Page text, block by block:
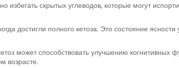
избегать скрытых углеводов, которые могут
достигли полного кетоза. Это состояние
может способствовать улучшению когнитивных
возрасте.